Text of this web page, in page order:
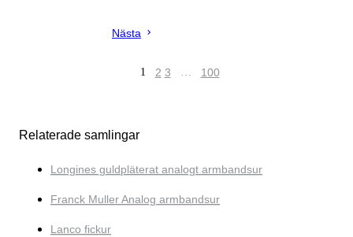
Nästa
1 2 3 … 100
Relaterade samlingar
Longines guldpläterat analogt armbandsur
Franck Muller Analog armbandsur
Lanco fickur